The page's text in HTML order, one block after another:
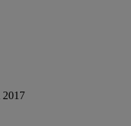
2017